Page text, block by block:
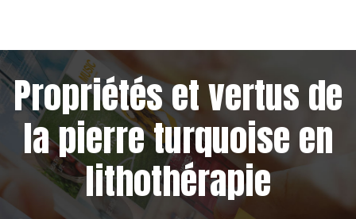
Propriétés et vertus de
la pierre turquoise en
lithothérapie